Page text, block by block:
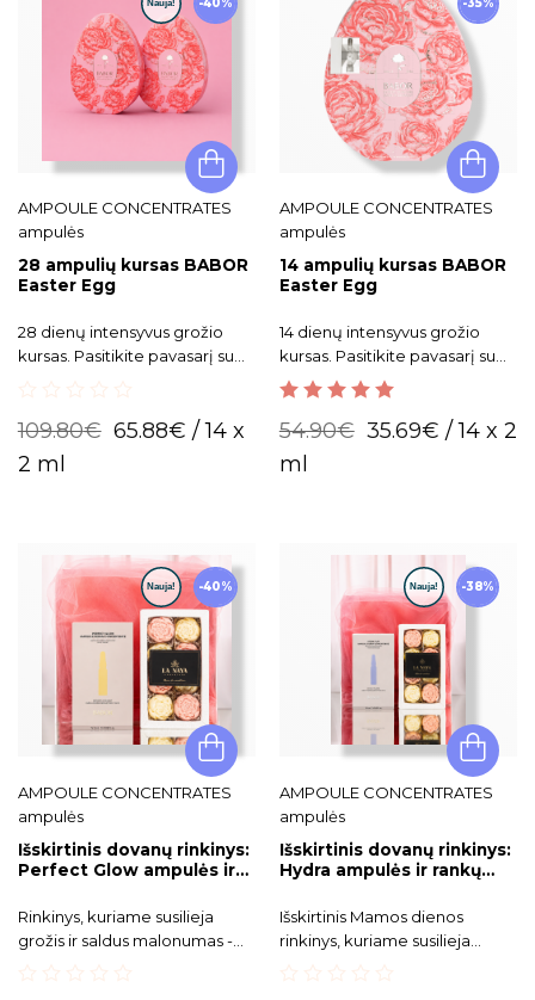
AMPOULE CONCENTRATES
ampulės
28 ampulių kursas BABOR
Easter Egg
28 dienų intensyvus grožio
kursas. Pasitikite pavasarį su
out
of
5
109.80€ 65.88€ / 14 x
2 ml
AMPOULE CONCENTRATES
ampulės
14 ampulių kursas BABOR
Easter Egg
14 dienų intensyvus grožio
kursas. Pasitikite pavasarį su
skaisčia bei gaivia veido oda!
54.90€ 35.69€ / 14 x 2
ml
-40%
AMPOULE CONCENTRATES
ampulės
Išskirtinis dovanų rinkinys:
Perfect Glow ampulės ir
bijūnai
Rinkinys, kuriame susilieja
grožis ir saldus malonumas -
-38%
AMPOULE CONCENTRATES
ampulės
Išskirtinis dovanų rinkinys:
Hydra ampulės ir rankų
Išskirtinis Mamos dienos
rinkinys, kuriame susilieja